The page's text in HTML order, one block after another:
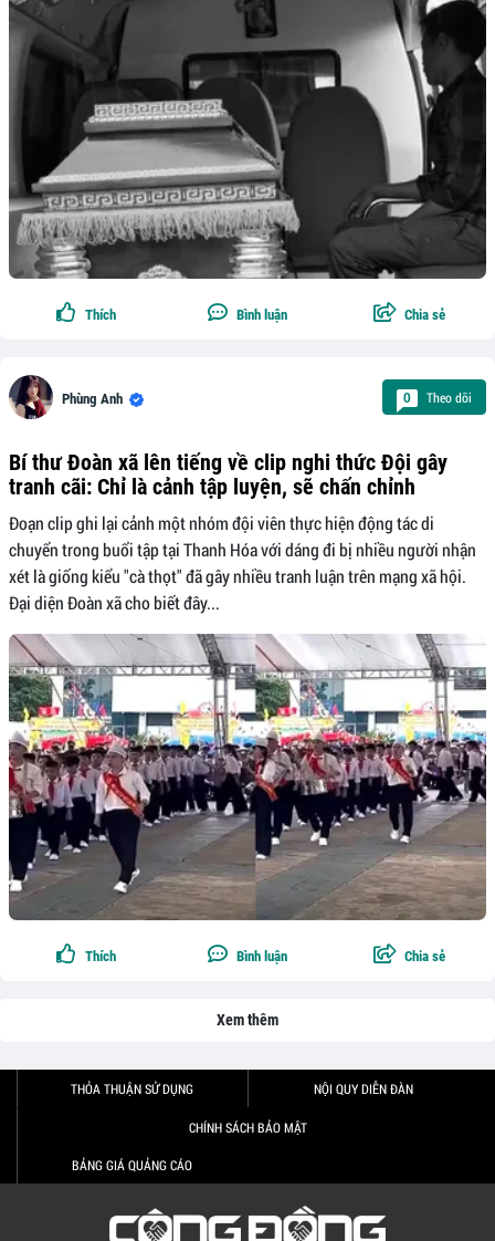
Thích Bình luận Chia sẻ
Phùng Anh 0 Theo dõi
Bí thư Đoàn xã lên tiếng về clip nghi thức Đội gây
tranh cãi: Chỉ là cảnh tập luyện, sẽ chấn chỉnh
Đoạn clip ghi lại cảnh một nhóm đội viên thực hiện động tác di
chuyển trong buổi tập tại Thanh Hóa với dáng đi bị nhiều người nhận
xét là giống kiểu "cà thọt" đã gây nhiều tranh luận trên mạng xã hội.
Đại diện Đoàn xã cho biết đây...
Thích Bình luận Chia sẻ
Xem thêm
THỎA THUẬN SỬ DỤNG NỘI QUY DIỄN ĐÀN
CHÍNH SÁCH BẢO MẬT
BẢNG GIÁ QUẢNG CÁO